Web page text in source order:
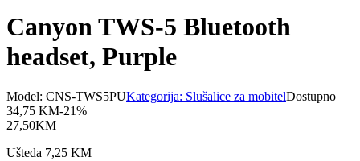
Canyon TWS-5 Bluetooth
headset, Purple
Model: CNS-TWS5PUKategorija: Slušalice za mobitelDostupno
34,75 KM-21%
27,50KM
Ušteda 7,25 KM